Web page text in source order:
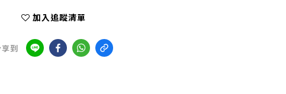
加入追蹤清單
到